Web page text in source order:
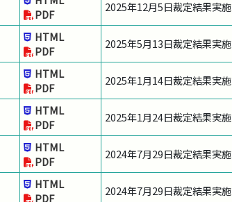
PDF
2025年12月5日裁定結果実施
HTML
PDF
2025年5月13日裁定結果実施
HTML
PDF
2025年1月14日裁定結果実施
HTML
PDF
2025年1月24日裁定結果実施
HTML
PDF
2024年7月29日裁定結果実施
HTML
PDF
2024年7月29日裁定結果実施